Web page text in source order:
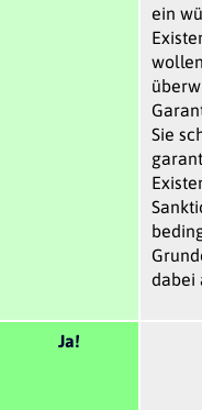
ein
Sie
dabei
Ja!